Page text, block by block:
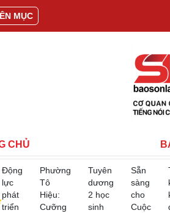
MỤC
CHỦ
Động
lực
phát
triển
Phường
Tô
Hiệu:
Cưỡng
Tuyên
dương
2 học
sinh
Sẵn
sàng
cho
Cuộc